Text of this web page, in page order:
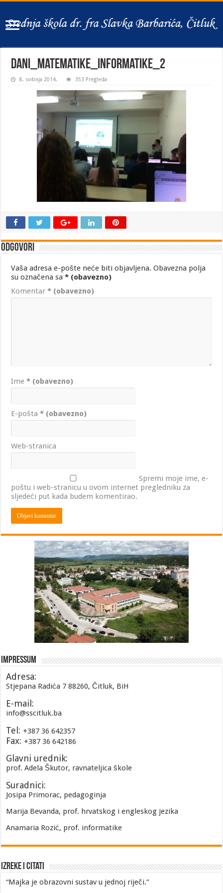
dani_matematike_informatike_2
8. svibnja 2014. 353 Pregleda
Odgovori
Vaša adresa e-pošte neće biti objavljena. Obavezna polja
su označena sa* (obavezno)
Komentar* (obavezno)
Ime* (obavezno)
E-pošta* (obavezno)
Web-stranica
Spremi moje ime, e-
poštu i web-stranicu u ovom internet pregledniku za
sljedeći put kada budem komentirao.
Impressum
Adresa:
Stjepana Radića 7 88260, Čitluk, BiH
E-mail:
info@sscitluk.ba
Tel: +387 36 642357
Fax: +387 36 642186
Glavni urednik:
prof. Adela Škutor, ravnateljica škole
Suradnici:
Josipa Primorac, pedagoginja
Marija Bevanda, prof. hrvatskog i engleskog jezika
Anamaria Rozić, prof. informatike
Izreke i Citati
“Majka je obrazovni sustav u jednoj riječi.”